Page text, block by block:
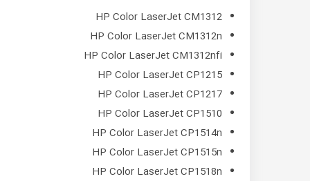
HP Color LaserJet CM1312
HP Color LaserJet CM1312n
HP Color LaserJet CM1312nfi
HP Color LaserJet CP1215
HP Color LaserJet CP1217
HP Color LaserJet CP1510
HP Color LaserJet CP1514n
HP Color LaserJet CP1515n
HP Color LaserJet CP1518n